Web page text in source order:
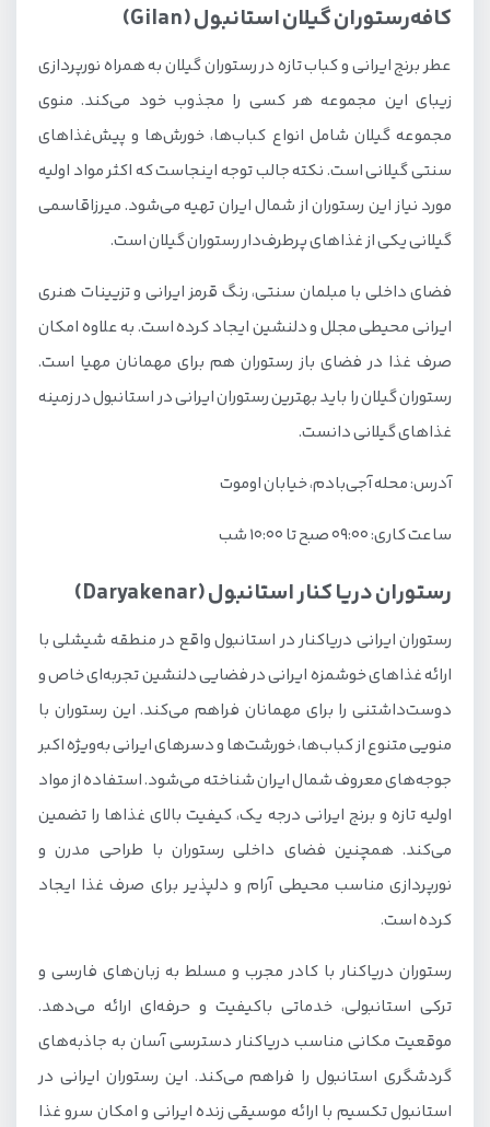
کافه‌رستوران گیلان استانبول (Gilan)
عطر برنج ایرانی و کباب تازه در رستوران گیلان به همراه نورپردازی
زیبای این مجموعه هر کسی را مجذوب خود می‌کند. منوی
مجموعه گیلان شامل انواع کباب‌ها، خورش‌ها و پیش‌غذاهای
سنتی گیلانی است. نکته جالب توجه اینجاست که اکثر مواد اولیه
مورد نیاز این رستوران از شمال ایران تهیه می‌شود. میرزاقاسمی
گیلانی یکی از غذاهای پرطرف‌دار رستوران گیلان است.
فضای داخلی با مبلمان سنتی، رنگ قرمز ایرانی و تزیینات هنری
ایرانی محیطی مجلل و دلنشین ایجاد کرده است. به علاوه امکان
صرف غذا در فضای باز رستوران هم برای مهمانان مهیا است.
رستوران گیلان را باید بهترین رستوران ایرانی در استانبول در زمینه
غذاهای گیلانی دانست.
آدرس: محله آجی‌بادم، خیابان اوموت
ساعت کاری: ۰۹:۰۰ صبح تا ۱۰:۰۰ شب
رستوران دریا کنار استانبول (Daryakenar)
رستوران ایرانی دریاکنار در استانبول واقع در منطقه شیشلی با
ارائه غذاهای خوشمزه ایرانی در فضایی دلنشین تجربه‌ای خاص و
دوست‌داشتنی را برای مهمانان فراهم می‌کند. این رستوران با
منویی متنوع از کباب‌ها، خورشت‌ها و دسرهای ایرانی به‌ویژه اکبر
جوجه‌های معروف شمال ایران شناخته می‌شود. استفاده از مواد
اولیه تازه و برنج ایرانی درجه یک، کیفیت بالای غذاها را تضمین
می‌کند. همچنین فضای داخلی رستوران با طراحی مدرن و
نورپردازی مناسب محیطی آرام و دلپذیر برای صرف غذا ایجاد
کرده است.
رستوران دریاکنار با کادر مجرب و مسلط به زبان‌های فارسی و
ترکی استانبولی، خدماتی باکیفیت و حرفه‌ای ارائه می‌دهد.
موقعیت مکانی مناسب دریاکنار دسترسی آسان به جاذبه‌های
گردشگری استانبول را فراهم می‌کند. این رستوران ایرانی در
استانبول تکسیم با ارائه موسیقی زنده ایرانی و امکان سرو غذا